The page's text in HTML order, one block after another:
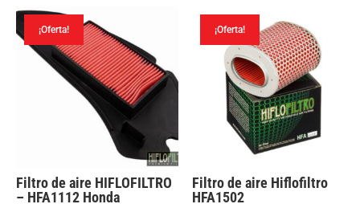
22.72€.
es:
15.32€.
29.63€.
es:
20.00€.
¡Oferta!
Filtro de aire HIFLOFILTRO
– HFA1112 Honda
¡Oferta!
Filtro de aire Hiflofiltro
HFA1502